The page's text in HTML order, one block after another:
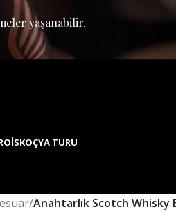
yaşanabilir.
İSKOÇYA TURU
/Anahtarlık Scotch Whisky